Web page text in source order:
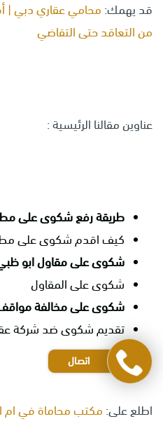
قد يهمك: محامي عقاري دبي |
من التعاقد حتى التقاضي
عناوين مقالنا الرئيسية :
طريقة رفع شكوى على
كيف اقدم شكوى على
شكوى على مقاول ابو
شكوى على المقاول
شكوى على مخالفة
تقديم شكوى ضد شركة
اطلع على:
اتصال